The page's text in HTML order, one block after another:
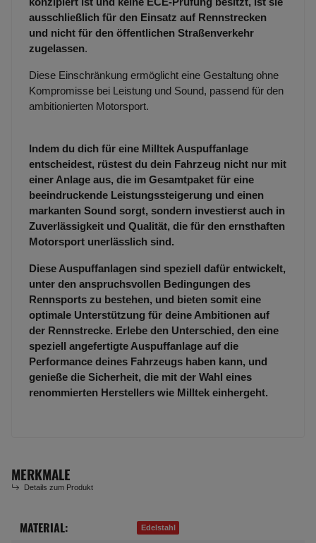
ausschließlich für den Einsatz auf Rennstrecken
und nicht für den öffentlichen Straßenverkehr
zugelassen.
Diese Einschränkung ermöglicht eine Gestaltung ohne
Kompromisse bei Leistung und Sound, passend für den
ambitionierten Motorsport.
Indem du dich für eine Milltek Auspuffanlage
entscheidest, rüstest du dein Fahrzeug nicht nur mit
einer Anlage aus, die im Gesamtpaket für eine
beeindruckende Leistungssteigerung und einen
markanten Sound sorgt, sondern investierst auch in
Zuverlässigkeit und Qualität, die für den ernsthaften
Motorsport unerlässlich sind.
Diese Auspuffanlagen sind speziell dafür entwickelt,
unter den anspruchsvollen Bedingungen des
Rennsports zu bestehen, und bieten somit eine
optimale Unterstützung für deine Ambitionen auf
der Rennstrecke. Erlebe den Unterschied, den eine
speziell angefertigte Auspuffanlage auf die
Performance deines Fahrzeugs haben kann, und
genieße die Sicherheit, die mit der Wahl eines
renommierten Herstellers wie Milltek einhergeht.
MERKMALE
Details zum Produkt
Produkteigenschaft
Wert
MATERIAL: Edelstahl